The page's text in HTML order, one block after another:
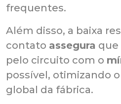
frequentes.
Além disso, a baixa
contato assegura que
pelo circuito com o
possível, otimizando
global da fábrica.